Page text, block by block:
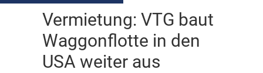
Vermietung: VTG baut
Waggonflotte in den
USA weiter aus